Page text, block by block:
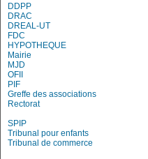
DDPP
DRAC
DREAL-UT
FDC
HYPOTHEQUE
Mairie
MJD
OFII
PIF
Greffe des associations
Rectorat
SPIP
Tribunal pour enfants
Tribunal de commerce